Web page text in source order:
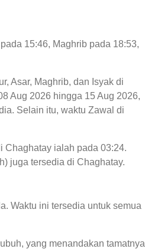
15:46, Maghrib pada 18:53,
Asar, Maghrib, dan Isyak di
Aug 2026 hingga 15 Aug 2026,
Selain itu, waktu Zawal di
Chaghatay ialah pada 03:24.
juga tersedia di Chaghatay.
Waktu ini tersedia untuk semua
yang menandakan tamatnya